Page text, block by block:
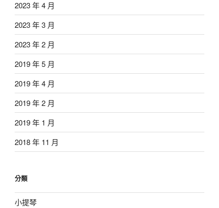
2023 年 4 月
2023 年 3 月
2023 年 2 月
2019 年 5 月
2019 年 4 月
2019 年 2 月
2019 年 1 月
2018 年 11 月
分類
小提琴